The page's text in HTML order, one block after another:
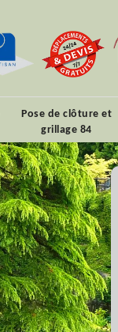
Pose de clôture et
grillage 84